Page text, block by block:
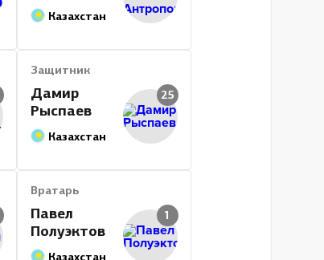
Казахстан
Защитник
Дамир
Рыспаев
Казахстан
25
Вратарь
Павел
Полуэктов
Казахстан
1